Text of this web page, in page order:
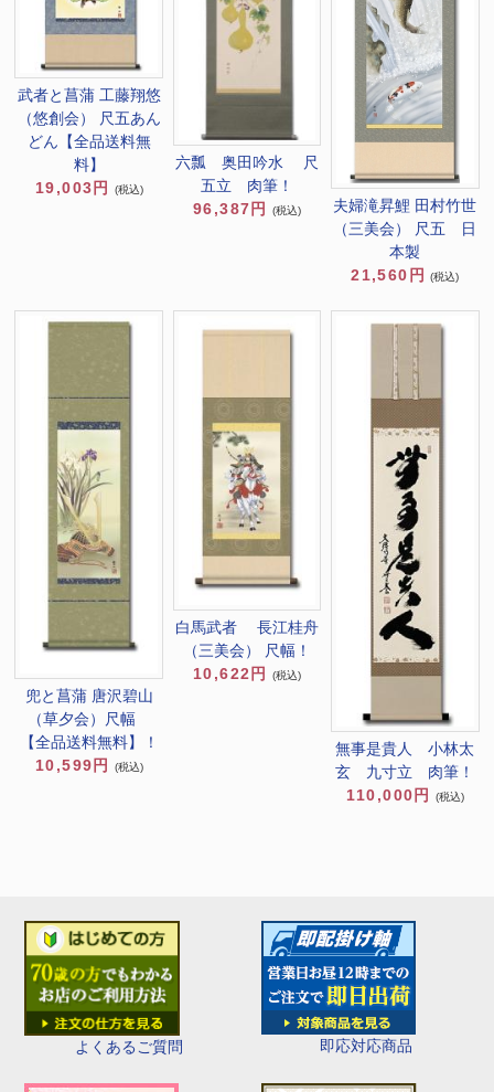
よくあるご質問 即応対応商品
武者と菖蒲 工藤翔悠
（悠創会） 尺五あん
どん【全品送料無
料】
19,003円
(税込)
六瓢 奥田吟水 尺
五立 肉筆！
96,387円
(税込)
夫婦滝昇鯉 田村竹世
（三美会） 尺五 日
本製
21,560円
(税込)
兜と菖蒲 唐沢碧山
（草夕会）尺幅
【全品送料無料】！
10,599円
(税込)
白馬武者 長江桂舟
（三美会） 尺幅！
10,622円
(税込)
無事是貴人 小林太
玄 九寸立 肉筆！
110,000円
(税込)